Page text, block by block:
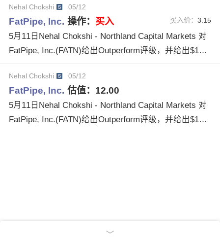
Nehal Chokshi 05/12
FatPipe, Inc. 操作： 买入 买入价：3.15
5月11日Nehal Chokshi - Northland Capital Markets 对
FatPipe, Inc.(FATN)给出Outperform评级，并给出$12.0
0目标价格。
Nehal Chokshi 05/12
FatPipe, Inc. 估值： 12.00
5月11日Nehal Chokshi - Northland Capital Markets 对
FatPipe, Inc.(FATN)给出Outperform评级，并给出$12.0